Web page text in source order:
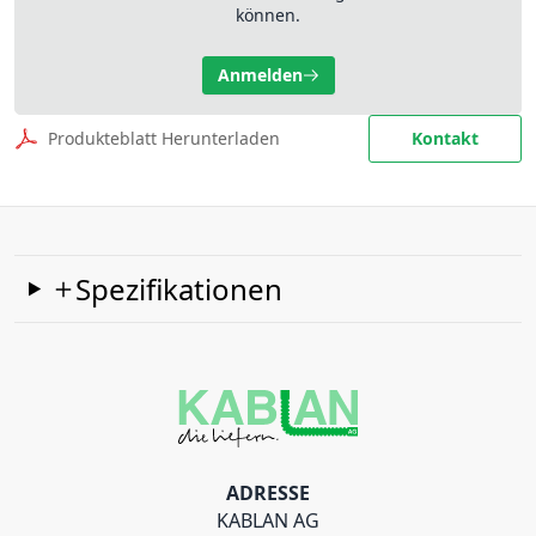
können.
Anmelden
Produkteblatt Herunterladen Kontakt
Spezifikationen
ADRESSE
KABLAN AG